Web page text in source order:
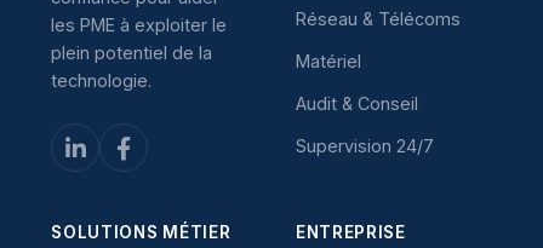
les PME à exploiter le
plein potentiel de la
technologie.
Réseau & Télécoms
Matériel
Audit & Conseil
Supervision 24/7
SOLUTIONS MÉTIER ENTREPRISE